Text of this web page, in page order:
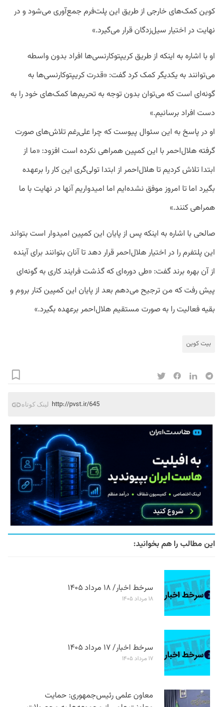
کوین کمک‌های خارجی از طریق این پلت‌فرم جمع‌آوری می‌شود و در
نهایت در اختیار سیل‌زدگان قرار می‌گیرد.»
او با اشاره به اینکه از طریق کریپتوکارنسی‌ها افراد بدون واسطه
می‌توانند به یکدیگر کمک کرد گفت: «قدرت کریپتوکارنسی‌ها به
گونه‌ای است که می‌توان بدون توجه به تحریم‌ها کمک‌های خود را به
دست افراد برسانیم.»
او در پاسخ به این سئوال پیوست که چرا علی‌رغم تلاش‌های صورت
گرفته هلال‌احمر با این کمپین همراهی نکرده است افزود: «ما از
ابتدا تلاش کردیم تا هلال‌احمر از ابتدا تولی‌گری این کار را برعهده
بگیرد اما تا امروز موفق نشده‌ایم اما امیدواریم آنها در نهایت با ما
همراهی کنند.»
صالحی با اشاره به اینکه پس از پایان این کمپین امیدوار است بتواند
این پلتفرم را در اختیار هلال‌احمر قرار دهد تا آنان بتوانند برای آینده
از آن بهره برند گفت: «طی دوره‌ای که گذشت فرایند کاری به گونه‌ای
پیش‌ رفت که من ترجیح می‌دهم بعد از پایان این کمپین کنار بروم و
بقیه فعالیت را به صورت مستقیم هلال‌احمر برعهده بگیرد.»
بیت کوین
لینک کوتاه http://pvst.ir/645
این مطالب را هم بخوانید:
سرخط اخبار/ ۱۸ مرداد ۱۴۰۵
۱۸ مرداد ۱۴۰۵
سرخط اخبار/ ۱۷ مرداد ۱۴۰۵
۱۷ مرداد ۱۴۰۵
معاون علمی رئیس‌جمهوری: حمایت